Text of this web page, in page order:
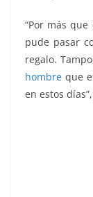
“Por más
pude pasar
regalo.
hombre que
en estos